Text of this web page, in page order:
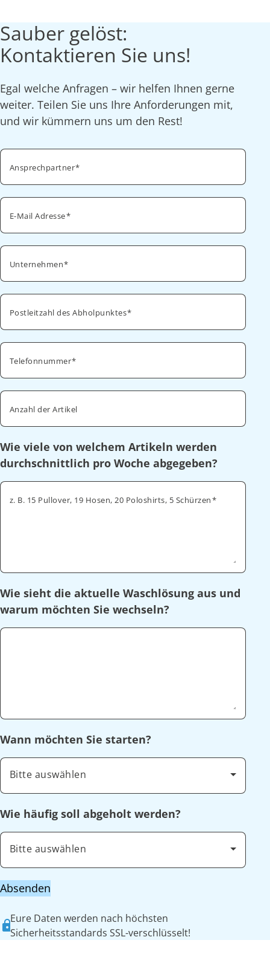
Sauber gelöst:
Kontaktieren Sie uns!
Egal welche Anfragen – wir helfen Ihnen gerne
weiter. Teilen Sie uns Ihre Anforderungen mit,
und wir kümmern uns um den Rest!
Ansprechpartner
E-Mail Adresse
Unternehmen
Postleitzahl des Abholpunktes
Telefonnummer
Anzahl der Artikel
Wie viele von welchem Artikeln werden
durchschnittlich pro Woche abgegeben?
z. B. 15 Pullover, 19 Hosen, 20 Poloshirts, 5 Schürzen
Wie sieht die aktuelle Waschlösung aus und
warum möchten Sie wechseln?
Wann möchten Sie starten?
Bitte auswählen
Wie häufig soll abgeholt werden?
Bitte auswählen
Absenden
Eure Daten werden nach höchsten
Sicherheitsstandards SSL-verschlüsselt!